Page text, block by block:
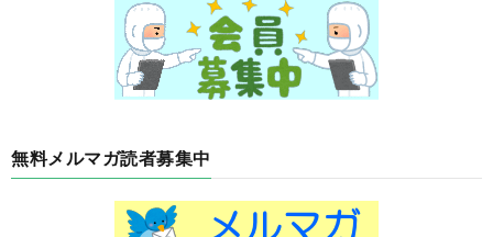
無料メルマガ読者募集中